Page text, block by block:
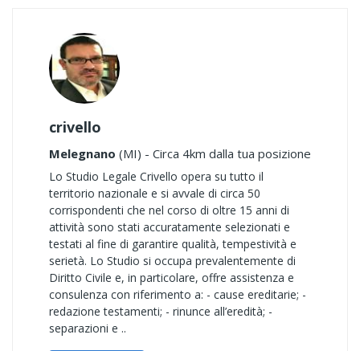
crivello
Melegnano (MI) - Circa 4km dalla tua posizione
Lo Studio Legale Crivello opera su tutto il
territorio nazionale e si avvale di circa 50
corrispondenti che nel corso di oltre 15 anni di
attività sono stati accuratamente selezionati e
testati al fine di garantire qualità, tempestività e
serietà. Lo Studio si occupa prevalentemente di
Diritto Civile e, in particolare, offre assistenza e
consulenza con riferimento a: - cause ereditarie; -
redazione testamenti; - rinunce all’eredità; -
separazioni e ..